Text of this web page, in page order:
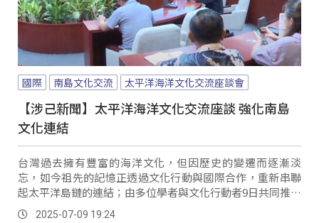
國際 南島文化交流 太平洋海洋文化交流座談會
【涉己新聞】太平洋海洋文化交流座談 強化南島
文化連結
台灣過去擁有豐富的海洋文化，但因歷史的變遷而逐漸淡
忘，如今祖先的記憶正透過文化行動與國際合作，重新串聯
起太平洋島鏈的連結；由多位學者與文化行動者9日共同推動
的「太平洋海洋文化交流座談會」，聚焦在文化、公益、教
2025-07-09 19:24